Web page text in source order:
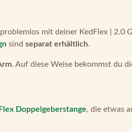
mit deiner KedFlex | 2.0
sind separat erhältlich.
. Auf diese Weise bekommst du
Doppelgeberstange, die etwas